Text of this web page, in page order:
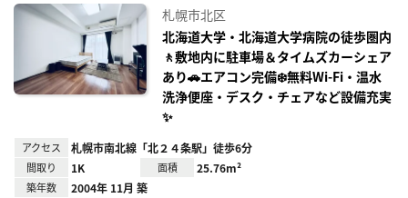
録
札幌市北区
北海道大学・北海道大学病院の徒歩圏内
🚶敷地内に駐車場＆タイムズカーシェア
あり🚗エアコン完備❄️無料Wi‑Fi・温水
洗浄便座・デスク・チェアなど設備充実
✨
アクセス 札幌市南北線「北２４条駅」徒歩6分
間取り 1K 面積 25.76m²
築年数 2004年 11月 築